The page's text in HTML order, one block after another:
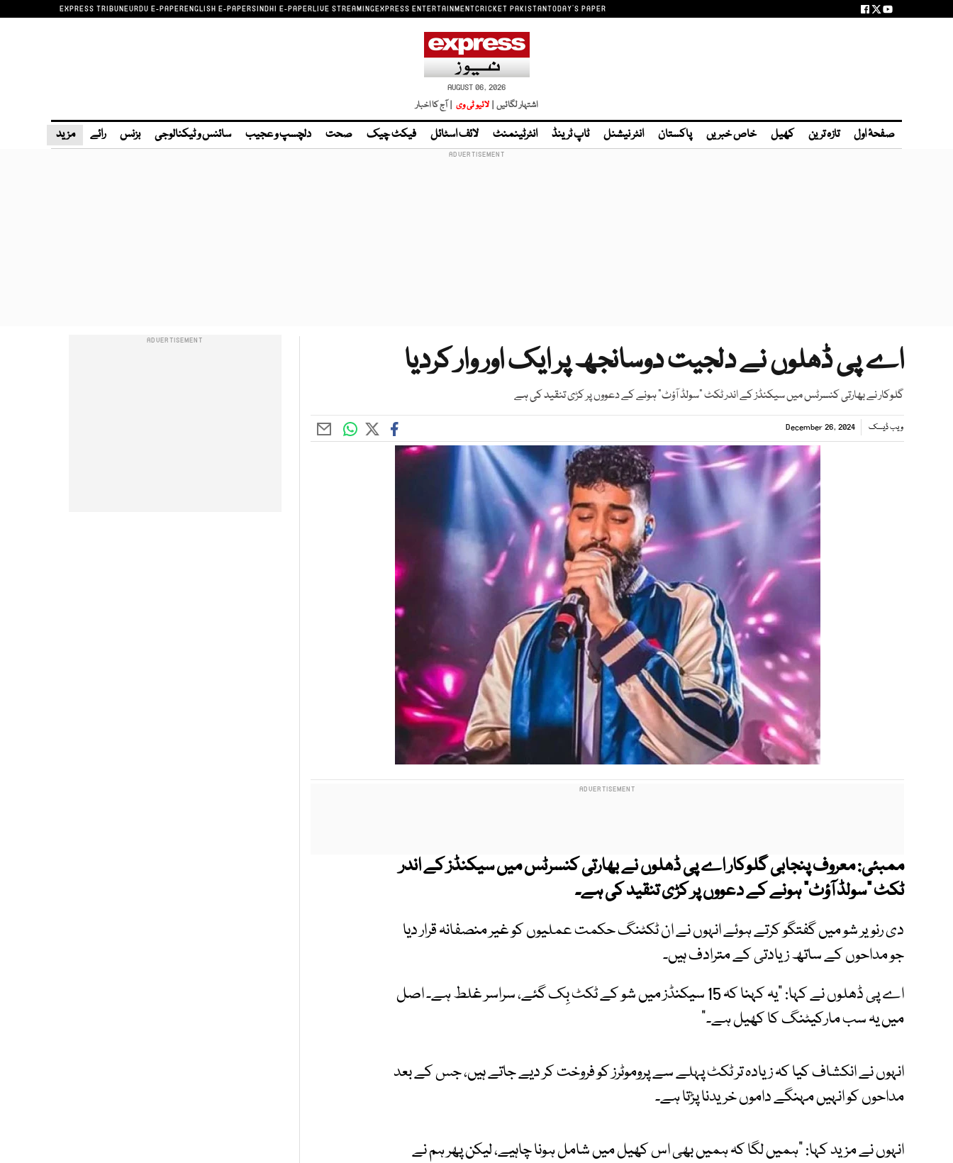
EXPRESS TRIBUNEURDU E-PAPERENGLISH E-PAPERSINDHI E-PAPERLIVE STREAMINGEXPRESS ENTERTAINMENTCRICKET PAKISTANTODAY'S PAPER
AUGUST 06, 2026
اشتہار لگائیں | لائیو ٹی وی | آج کا اخبار
صفحۂ اول تازہ ترین کھیل خاص خبریں پاکستان انٹر نیشنل ٹاپ ٹرینڈ انٹرٹینمنٹ لائف اسٹائل فیکٹ چیک صحت دلچسپ و عجیب سائنس و ٹیکنالوجی بزنس رائے مزید
اے پی ڈھلوں نے دلجیت دوسانجھ پر ایک اور وار کردیا
گلوکار نے بھارتی کنسرٹس میں سیکنڈز کے اندر ٹکٹ "سولڈ آؤٹ" ہونے کے دعووں پر کڑی تنقید کی ہے
ویب ڈیسک December 26, 2024
ممبئی: معروف پنجابی گلوکار اے پی ڈھلوں نے بھارتی کنسرٹس میں سیکنڈز کے اندر
ٹکٹ "سولڈ آؤٹ" ہونے کے دعووں پر کڑی تنقید کی ہے۔
دی رنویر شو میں گفتگو کرتے ہوئے انہوں نے ان ٹکٹنگ حکمت عملیوں کو غیر منصفانہ قرار دیا
جو مداحوں کے ساتھ زیادتی کے مترادف ہیں۔
اے پی ڈھلوں نے کہا: "یہ کہنا کہ 15 سیکنڈز میں شو کے ٹکٹ بِک گئے، سراسر غلط ہے۔ اصل
میں یہ سب مارکیٹنگ کا کھیل ہے۔"
انہوں نے انکشاف کیا کہ زیادہ تر ٹکٹ پہلے سے پروموٹرز کو فروخت کر دیے جاتے ہیں، جس کے بعد
مداحوں کو انہیں مہنگے داموں خریدنا پڑتا ہے۔
انہوں نے مزید کہا: "ہمیں لگا کہ ہمیں بھی اس کھیل میں شامل ہونا چاہیے، لیکن پھر ہم نے